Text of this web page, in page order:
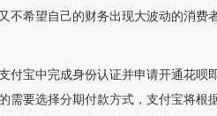
不希望自己的财务出现大波动的消费
付宝中完成身份认证并申请开通花呗
需要选择分期付款方式，支付宝将根